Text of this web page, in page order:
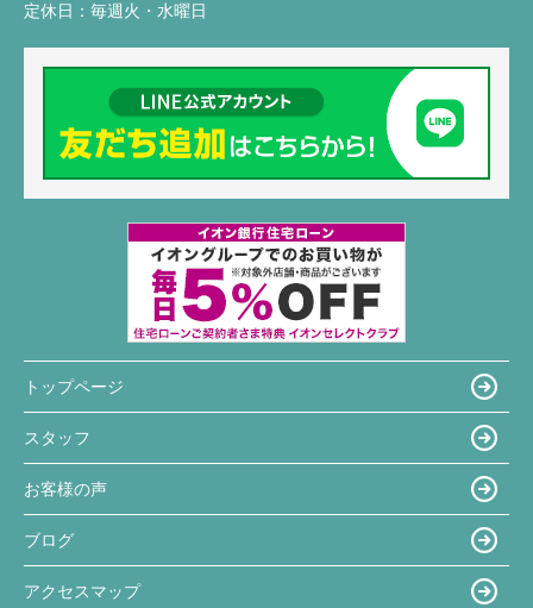
定休日： 毎週火・水曜日
トップページ
スタッフ
お客様の声
ブログ
アクセスマップ